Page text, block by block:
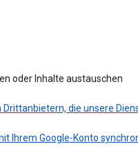
oder Inhalte austauschen
die unsere
Ihrem Google-Konto